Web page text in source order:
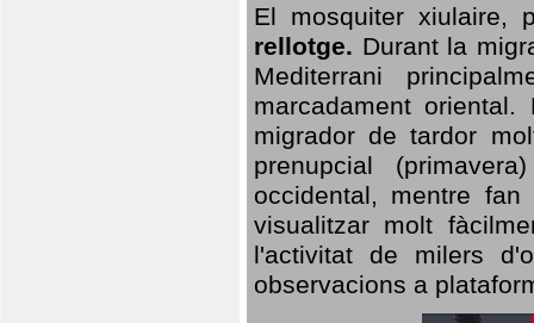
El mosquiter xiulaire,
rellotge. Durant la
Mediterrani
marcadament
migrador de tardor
prenupcial
occidental, mentre
visualitzar molt
l'activitat de milers
observacions a